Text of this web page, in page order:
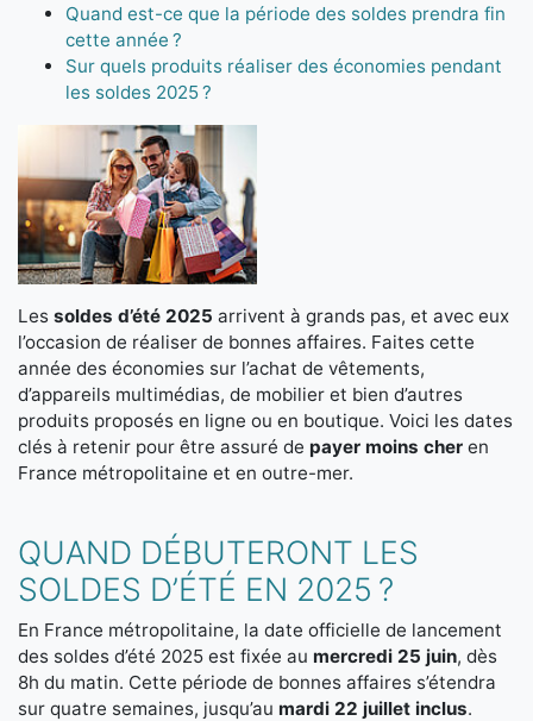
Quand est-ce que la période des soldes prendra fin
cette année ?
Sur quels produits réaliser des économies pendant
les soldes 2025 ?
Les soldes d’été 2025 arrivent à grands pas, et avec eux
l’occasion de réaliser de bonnes affaires. Faites cette
année des économies sur l’achat de vêtements,
d’appareils multimédias, de mobilier et bien d’autres
produits proposés en ligne ou en boutique. Voici les dates
clés à retenir pour être assuré de payer moins cher en
France métropolitaine et en outre-mer.
QUAND DÉBUTERONT LES
SOLDES D’ÉTÉ EN 2025 ?
En France métropolitaine, la date officielle de lancement
des soldes d’été 2025 est fixée au mercredi 25 juin, dès
8h du matin. Cette période de bonnes affaires s’étendra
sur quatre semaines, jusqu’au mardi 22 juillet inclus.